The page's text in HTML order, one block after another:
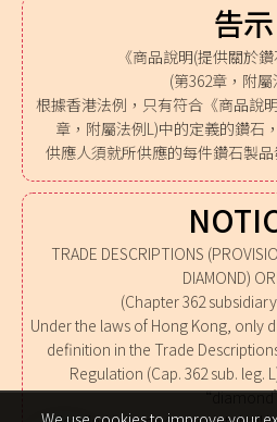
告示
《商品說明(提供關於
(第362章，附屬
根據香港法例，只有符合《商品說
章，附屬法例L)中的定義的鑽
供應人須就所供應的每件鑽石製
TRADE DESCRIPTIONS
DIAMOND)
(Chapter 362
Under the laws of Hong Kong, only
definition in the Trade
Regulation (Cap. 362 sub. leg.